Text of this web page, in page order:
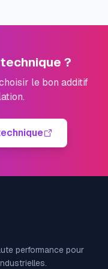
?
le bon additif
performance pour